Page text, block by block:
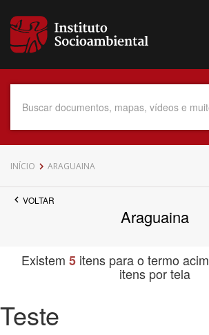
para
conteúdo
Data do Documento
INÍCIO ARAGUAINA
VOLTAR
Araguaina
Existem 5 itens para o termo
itens por tela
Teste